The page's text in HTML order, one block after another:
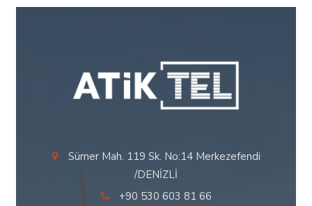
Sümer Mah. 119 Sk. No:14 Merkezefendi
/DENİZLİ
+90 530 603 81 66